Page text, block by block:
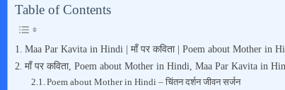
Table of Contents
Maa Par Kavita in Hindi | माँ पर कविता | Poem about Mother in
माँ पर कविता, Poem about Mother in Hindi, Maa Par Kavita in
Poem about Mother in Hindi – चिंतन दर्शन जीवन सर्जन